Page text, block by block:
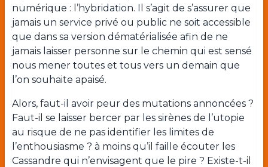
numérique : l’hybridation. Il s’agit de s’assurer que
jamais un service privé ou public ne soit accessible
que dans sa version dématérialisée afin de ne
jamais laisser personne sur le chemin qui est sensé
nous mener toutes et tous vers un demain que
l’on souhaite apaisé.
Alors, faut-il avoir peur des mutations annoncées ?
Faut-il se laisser bercer par les sirènes de l’utopie
au risque de ne pas identifier les limites de
l’enthousiasme ? à moins qu’il faille écouter les
Cassandre qui n’envisagent que le pire ? Existe-t-il